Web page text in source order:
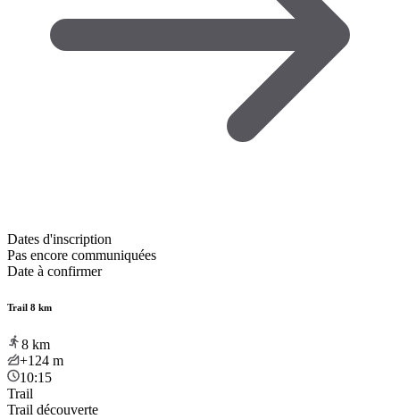
Dates d'inscription
Pas encore communiquées
Date à confirmer
Trail 8 km
8 km
+124 m
10:15
Trail
Trail découverte